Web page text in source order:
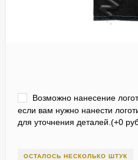
Возможно нанесение
если вам нужно нанести
для уточнения деталей.(+0
ОСТАЛОСЬ НЕСКОЛЬКО ШТУК